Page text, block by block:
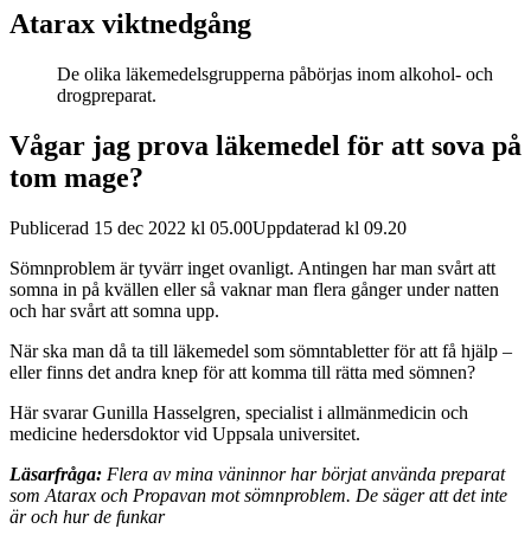
Atarax viktnedgång
De olika läkemedelsgrupperna påbörjas inom alkohol- och
drogpreparat.
Vågar jag prova läkemedel för att sova på
tom mage?
Publicerad 15 dec 2022 kl 05.00Uppdaterad kl 09.20
Sömnproblem är tyvärr inget ovanligt. Antingen har man svårt att
somna in på kvällen eller så vaknar man flera gånger under natten
och har svårt att somna upp.
När ska man då ta till läkemedel som sömntabletter för att få hjälp –
eller finns det andra knep för att komma till rätta med sömnen?
Här svarar Gunilla Hasselgren, specialist i allmänmedicin och
medicine hedersdoktor vid Uppsala universitet.
Läsarfråga: Flera av mina väninnor har börjat använda preparat
som Atarax och Propavan mot sömnproblem. De säger att det inte
är och hur de funkar